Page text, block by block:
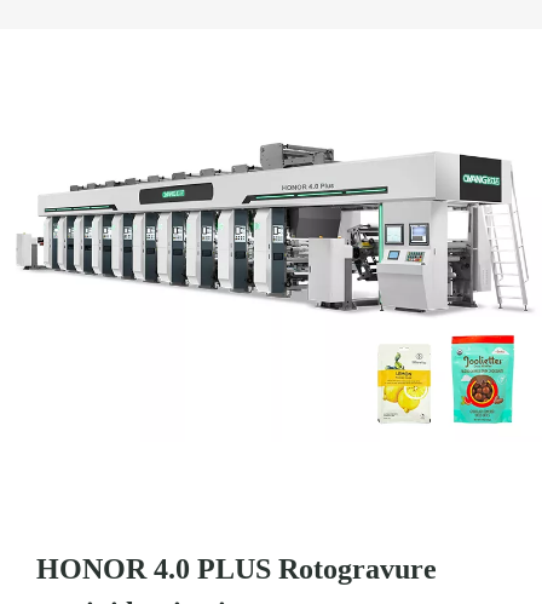
HONOR 4.0 PLUS Rotogravure